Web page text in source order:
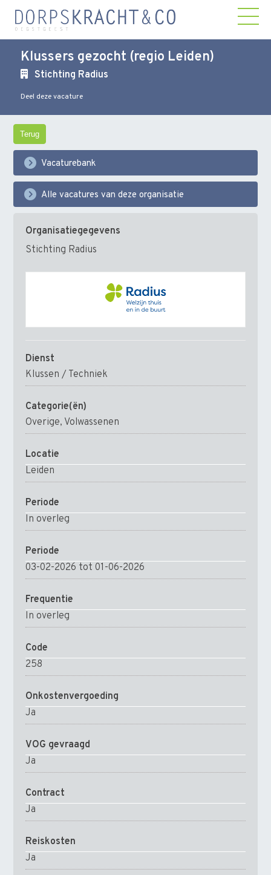
Klussers gezocht (regio Leiden)
Stichting Radius
Deel deze vacature
Terug
Vacaturebank
Alle vacatures van deze organisatie
Organisatiegegevens
Stichting Radius
Dienst
Klussen / Techniek
Categorie(ën)
Overige, Volwassenen
Locatie
Leiden
Periode
In overleg
Periode
03-02-2026 tot 01-06-2026
Frequentie
In overleg
Code
258
Onkostenvergoeding
Ja
VOG gevraagd
Ja
Contract
Ja
Reiskosten
Ja